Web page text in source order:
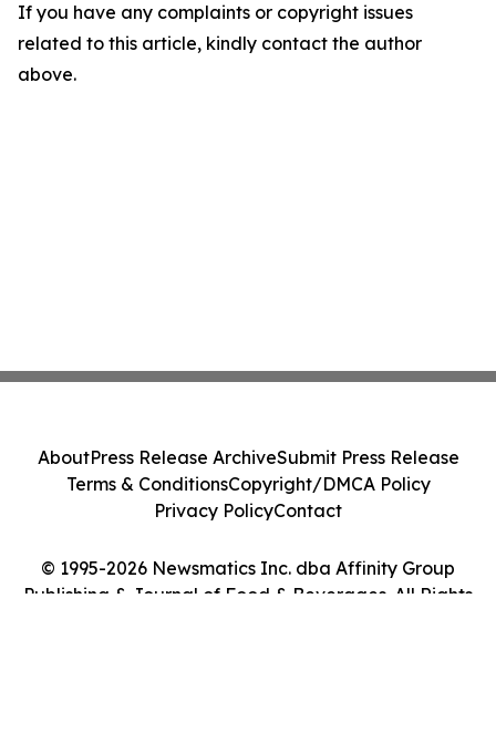
If you have any complaints or copyright issues
related to this article, kindly contact the author
above.
© 1995-2026 Newsmatics Inc. dba Affinity Group
Publishing & Journal of Food & Beverages. All Rights
AboutPress Release ArchiveSubmit Press Release
Terms & ConditionsCopyright/DMCA Policy
Privacy PolicyContact